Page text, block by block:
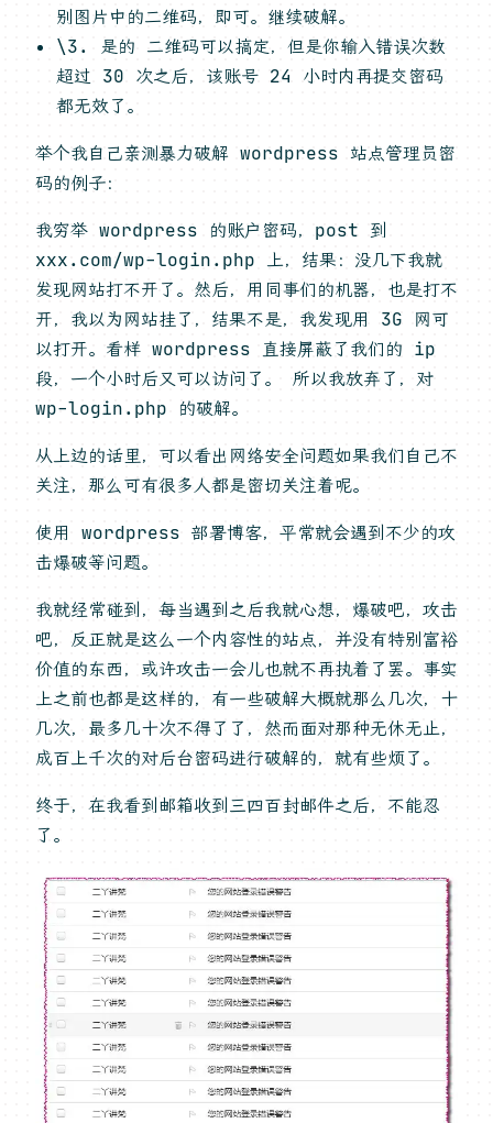
别图片中的二维码，即可。继续破解。
\3. 是的 二维码可以搞定，但是你输入错误次数
超过 30 次之后，该账号 24 小时内再提交密码
都无效了。
举个我自己亲测暴力破解 wordpress 站点管理员密
码的例子：
我穷举 wordpress 的账户密码，post 到
xxx.com/wp-login.php 上，结果：没几下我就
发现网站打不开了。然后，用同事们的机器，也是打不
开，我以为网站挂了，结果不是，我发现用 3G 网可
以打开。看样 wordpress 直接屏蔽了我们的 ip
段，一个小时后又可以访问了。 所以我放弃了，对
wp-login.php 的破解。
从上边的话里，可以看出网络安全问题如果我们自己不
关注，那么可有很多人都是密切关注着呢。
使用 wordpress 部署博客，平常就会遇到不少的攻
击爆破等问题。
我就经常碰到，每当遇到之后我就心想，爆破吧，攻击
吧，反正就是这么一个内容性的站点，并没有特别富裕
价值的东西，或许攻击一会儿也就不再执着了罢。事实
上之前也都是这样的，有一些破解大概就那么几次，十
几次，最多几十次不得了了，然而面对那种无休无止，
成百上千次的对后台密码进行破解的，就有些烦了。
终于，在我看到邮箱收到三四百封邮件之后，不能忍
了。